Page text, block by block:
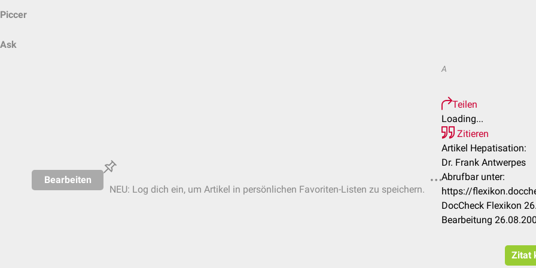
Piccer
Ask
Bearbeiten
NEU: Log dich ein, um Artikel in persönlichen Favoriten-Listen zu speichern.
A
Teilen
Loading...
Zitieren
Artikel Hepatisation:
Dr. Frank Antwerpes
Abrufbar unter:
https://
DocCheck Flexikon
Bearbeitung
Zitat